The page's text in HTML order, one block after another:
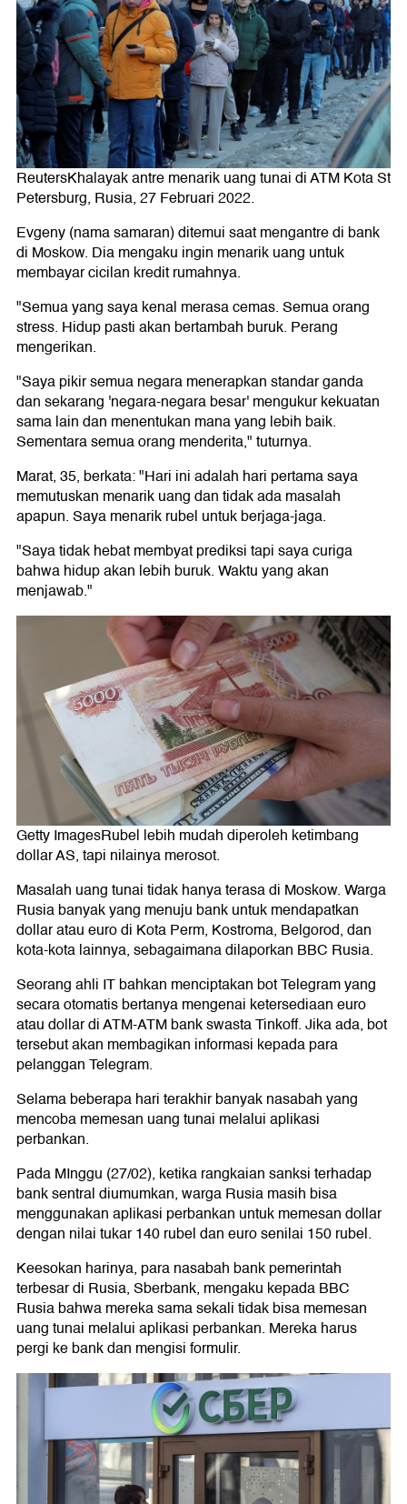
ReutersKhalayak antre menarik uang tunai di ATM Kota St
Petersburg, Rusia, 27 Februari 2022.
Evgeny (nama samaran) ditemui saat mengantre di bank
di Moskow. Dia mengaku ingin menarik uang untuk
membayar cicilan kredit rumahnya.
"Semua yang saya kenal merasa cemas. Semua orang
stress. Hidup pasti akan bertambah buruk. Perang
mengerikan.
"Saya pikir semua negara menerapkan standar ganda
dan sekarang 'negara-negara besar' mengukur kekuatan
sama lain dan menentukan mana yang lebih baik.
Sementara semua orang menderita," tuturnya.
Marat, 35, berkata: "Hari ini adalah hari pertama saya
memutuskan menarik uang dan tidak ada masalah
apapun. Saya menarik rubel untuk berjaga-jaga.
"Saya tidak hebat membyat prediksi tapi saya curiga
bahwa hidup akan lebih buruk. Waktu yang akan
menjawab."
Getty ImagesRubel lebih mudah diperoleh ketimbang
dollar AS, tapi nilainya merosot.
Masalah uang tunai tidak hanya terasa di Moskow. Warga
Rusia banyak yang menuju bank untuk mendapatkan
dollar atau euro di Kota Perm, Kostroma, Belgorod, dan
kota-kota lainnya, sebagaimana dilaporkan BBC Rusia.
Seorang ahli IT bahkan menciptakan bot Telegram yang
secara otomatis bertanya mengenai ketersediaan euro
atau dollar di ATM-ATM bank swasta Tinkoff. Jika ada, bot
tersebut akan membagikan informasi kepada para
pelanggan Telegram.
Selama beberapa hari terakhir banyak nasabah yang
mencoba memesan uang tunai melalui aplikasi
perbankan.
Pada MInggu (27/02), ketika rangkaian sanksi terhadap
bank sentral diumumkan, warga Rusia masih bisa
menggunakan aplikasi perbankan untuk memesan dollar
dengan nilai tukar 140 rubel dan euro senilai 150 rubel.
Keesokan harinya, para nasabah bank pemerintah
terbesar di Rusia, Sberbank, mengaku kepada BBC
Rusia bahwa mereka sama sekali tidak bisa memesan
uang tunai melalui aplikasi perbankan. Mereka harus
pergi ke bank dan mengisi formulir.